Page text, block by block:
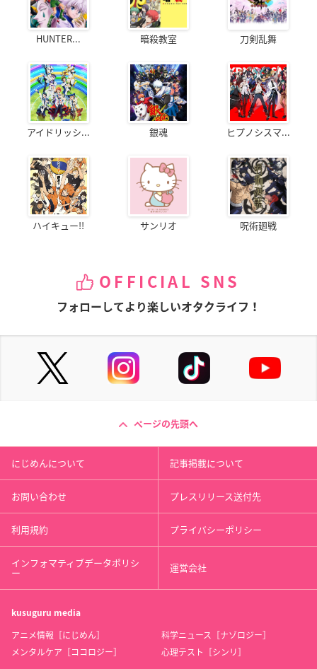
HUNTER... 暗殺教室 刀剣乱舞
アイドリッシ... 銀魂 ヒプノシスマ...
ハイキュー!! サンリオ 呪術廻戦
OFFICIAL SNS
フォローしてより楽しいオタクライフ！
ページの先頭へ
にじめんについて 記事掲載について
お問い合わせ プレスリリース送付先
利用規約 プライバシーポリシー
インフォマティブデータポリシ
ー 運営会社
kusuguru media
アニメ情報［にじめん］
科学ニュース［ナゾロジー］
メンタルケア［ココロジー］
心理テスト［シンリ］